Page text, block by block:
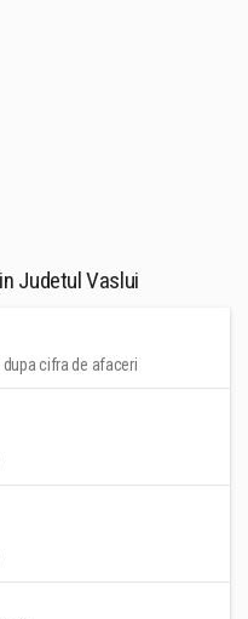
Judetul Vaslui
dupa cifra de afaceri